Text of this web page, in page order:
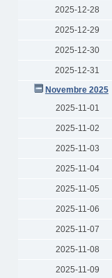
2025-12-28
2025-12-29
2025-12-30
2025-12-31
Novembre 2025
2025-11-01
2025-11-02
2025-11-03
2025-11-04
2025-11-05
2025-11-06
2025-11-07
2025-11-08
2025-11-09